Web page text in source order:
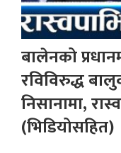
बालेनको
रविविरुद्ध
निसानामा,
(भिडियोसहित)